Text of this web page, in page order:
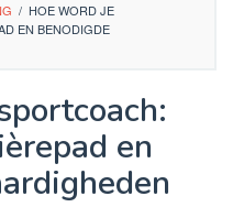
/ HOE WORD JE
EN BENODIGDE
en